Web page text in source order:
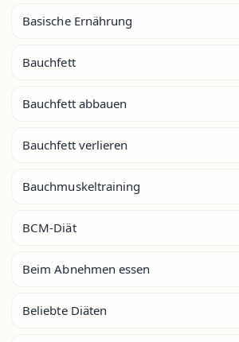
Basische Ernährung
Bauchfett
Bauchfett abbauen
Bauchfett verlieren
Bauchmuskeltraining
BCM-Diät
Beim Abnehmen essen
Beliebte Diäten